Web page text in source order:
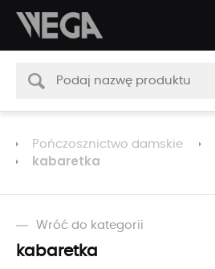
Pończosznictwo damskie
kabaretka
Wróć do kategorii
kabaretka